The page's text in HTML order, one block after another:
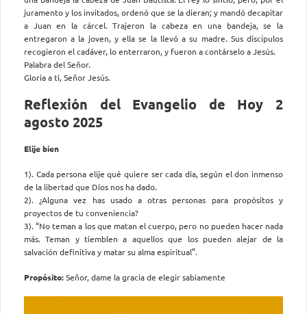
juramento y los invitados, ordenó que se la dieran; y mandó decapitar
a Juan en la cárcel. Trajeron la cabeza en una bandeja, se la
entregaron a la joven, y ella se la llevó a su madre. Sus discípulos
recogieron el cadáver, lo enterraron, y fueron a contárselo a Jesús.
Palabra del Señor.
Gloria a ti, Señor Jesús.
Reflexión del Evangelio de Hoy 2
agosto 2025
Elije bien
1). Cada persona elije qué quiere ser cada día, según el don inmenso
de la libertad que Dios nos ha dado.
2). ¿Alguna vez has usado a otras personas para propósitos y
proyectos de tu conveniencia?
3). “No teman a los que matan el cuerpo, pero no pueden hacer nada
más. Teman y tiemblen a aquellos que los pueden alejar de la
salvación definitiva y matar su alma espiritual”.
Propósito:Señor, dame la gracia de elegir sabiamente